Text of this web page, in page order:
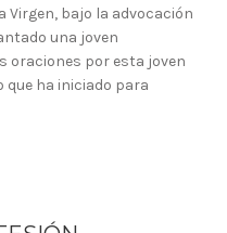
Virgen, bajo la advocación
una joven
oraciones por esta joven
que ha iniciado para